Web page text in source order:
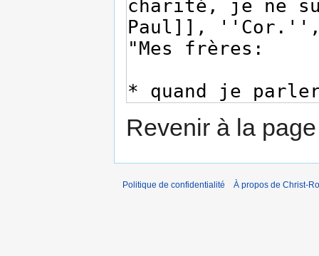
Revenir à la
Politique de confidentialité À propos de Christ-